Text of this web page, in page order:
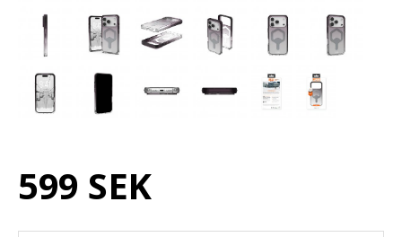
599 SEK